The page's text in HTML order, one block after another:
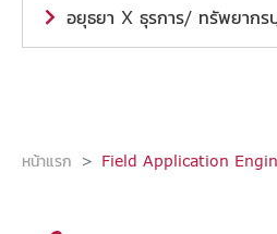
อยุธยา X ธุรการ/ ทรัพยาก
หน้าแรก Field Application